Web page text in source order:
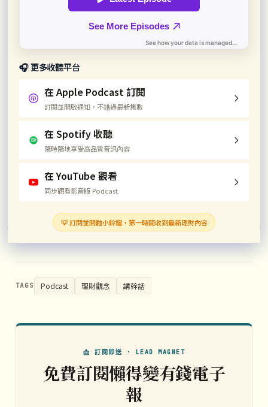
🎧 更多收聽平台
在 Apple Podcast 訂閱
訂閱並開啟通知，不錯過最新集數
在 Spotify 收聽
隨時隨地享受高品質音訊內容
在 YouTube 觀看
同步觀看影音版 Podcast
💡 訂閱並開啟小鈴鐺，第一時間收到最新理財內容
TAGS Podcast 理財觀念 講幹話
📩 訂閱即送 · LEAD MAGNET
免費訂閱懶得變有錢電子
報